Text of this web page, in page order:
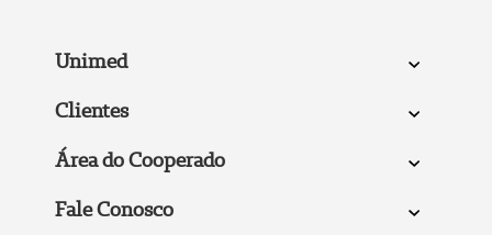
Unimed
Clientes
Área do Cooperado
Fale Conosco